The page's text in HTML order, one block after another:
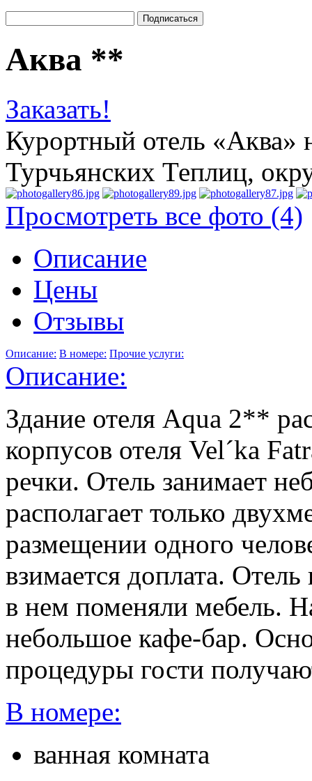
Аква **
Заказать!
Курортный отель «Аква»
Турчьянских Теплиц,
Просмотреть все фото (4)
Описание
Цены
Отзывы
Описание: В номере: Прочие услуги:
Описание:
Здание отеля Aqua 2**
корпусов отеля Vel´ka
речки. Отель занимает
располагает только
размещении одного
взимается доплата.
в нем поменяли мебель.
небольшое кафе-бар.
процедуры гости
В номере:
ванная комната